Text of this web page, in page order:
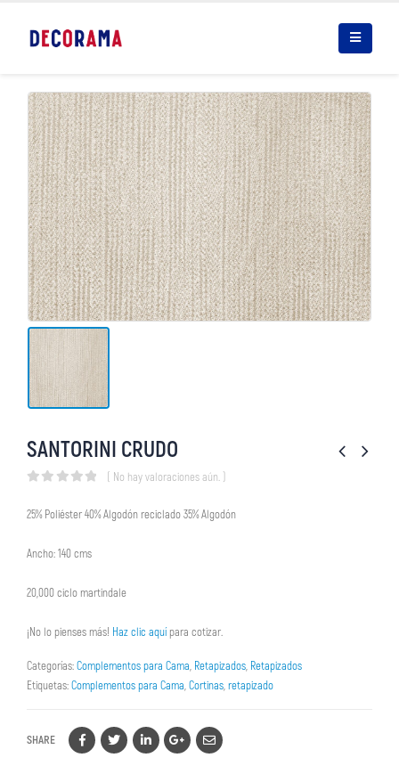
SANTORINI CRUDO
( No hay valoraciones aún. )
25% Poliéster 40% Algodón reciclado 35% Algodón
Ancho: 140 cms
20,000 ciclo martindale
¡No lo pienses más! Haz clic aquípara cotizar.
Categorías:Complementos para Cama, Retapizados, Retapizados
Etiquetas:Complementos para Cama,Cortinas,retapizado
SHARE